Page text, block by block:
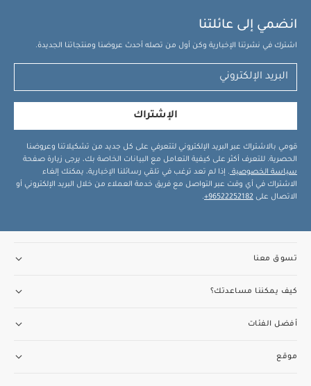
انضمي إلى عائلتنا
اشترك في نشرتنا الإخبارية وكن أول من تصله أحدث عروضنا ومنتجاتنا الجديدة.
الإشتراك
قومي بالاشتراك عبر البريد الإلكتروني لتتعرفي على كل جديد من تشكيلاتنا وعروضنا
الحصرية. للتعرف أكثر على كيفية التعامل مع البيانات الخاصة بك، يرجى زيارة صفحة
سياسة الخصوصية . إذا لم تعد ترغب في تلقي رسائلنا الإخبارية، يمكنك إلغاء
الاشتراك في أي وقت عبر التواصل مع فريق خدمة العملاء من خلال البريد الإلكتروني أو
الاتصال على 96522252182+
.
تسوق معنا
كيف يمكننا مساعدتك؟
أفضل الفئات
موقع